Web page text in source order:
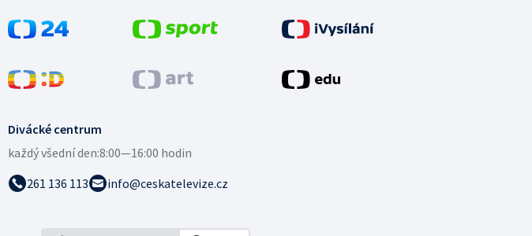
Divácké centrum
každý všední den:8:00—16:00 hodin
261 136 113
info@ceskatelevize.cz